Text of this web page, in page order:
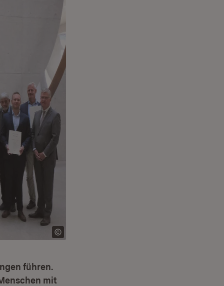
führen.
mit